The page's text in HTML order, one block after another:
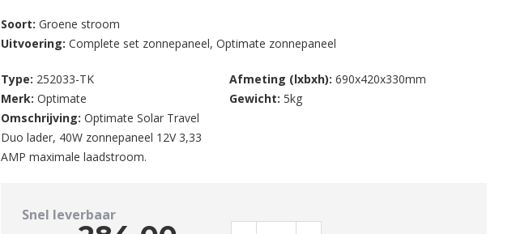
Soort: Groene stroom
Uitvoering: Complete set zonnepaneel, Optimate zonnepaneel
Type: 252033-TK
Merk: Optimate
Omschrijving: Optimate Solar Travel
Duo lader, 40W zonnepaneel 12V 3,33
AMP maximale laadstroom.
Afmeting (lxbxh): 690x420x330mm
Gewicht: 5kg
Snel leverbaar